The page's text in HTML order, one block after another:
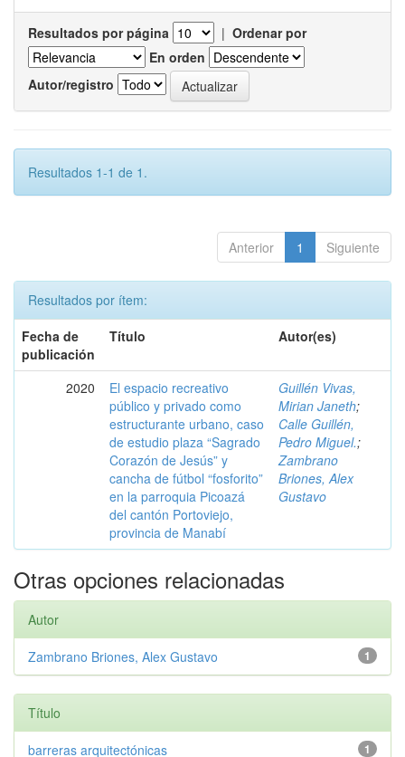
Resultados por página | Ordenar por
En orden
Autor/registro
Resultados 1-1 de 1.
Anterior 1 Siguiente
Resultados por ítem:
Fecha de
publicación
Título Autor(es)
2020
El espacio recreativo
público y privado como
estructurante urbano, caso
de estudio plaza “Sagrado
Corazón de Jesús” y
cancha de fútbol “fosforito”
en la parroquia Picoazá
del cantón Portoviejo,
provincia de Manabí
Guillén Vivas,
Mirian Janeth;
Calle Guillén,
Pedro Miguel.;
Zambrano
Briones, Alex
Gustavo
Otras opciones relacionadas
Autor
1
Zambrano Briones, Alex Gustavo
Título
1
barreras arquitectónicas